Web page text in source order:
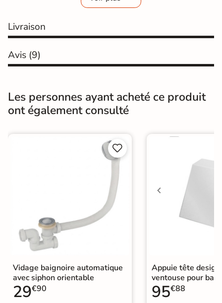
Livraison
Avis (9)
Les personnes ayant acheté ce produit
ont également consulté


Vidage baignoire automatique
avec siphon orientable
29€90
Appuie tête
ventouse pour
95€88